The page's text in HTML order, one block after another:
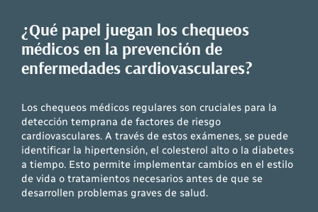
¿Qué papel juegan los chequeos
médicos en la prevención de
enfermedades cardiovasculares?
Los chequeos médicos regulares son cruciales para la
detección temprana de factores de riesgo
cardiovasculares. A través de estos exámenes, se puede
identificar la hipertensión, el colesterol alto o la diabetes
a tiempo. Esto permite implementar cambios en el estilo
de vida o tratamientos necesarios antes de que se
desarrollen problemas graves de salud.